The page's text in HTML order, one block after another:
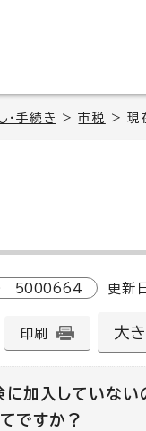
・手続き >市税 > 現
5000664 更
印刷 大
加入していない
ですか？